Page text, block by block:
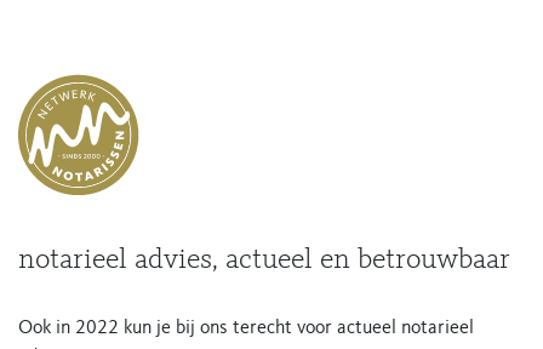
notarieel advies, actueel en betrouwbaar
Ook in 2022 kun je bij ons terecht voor actueel notarieel